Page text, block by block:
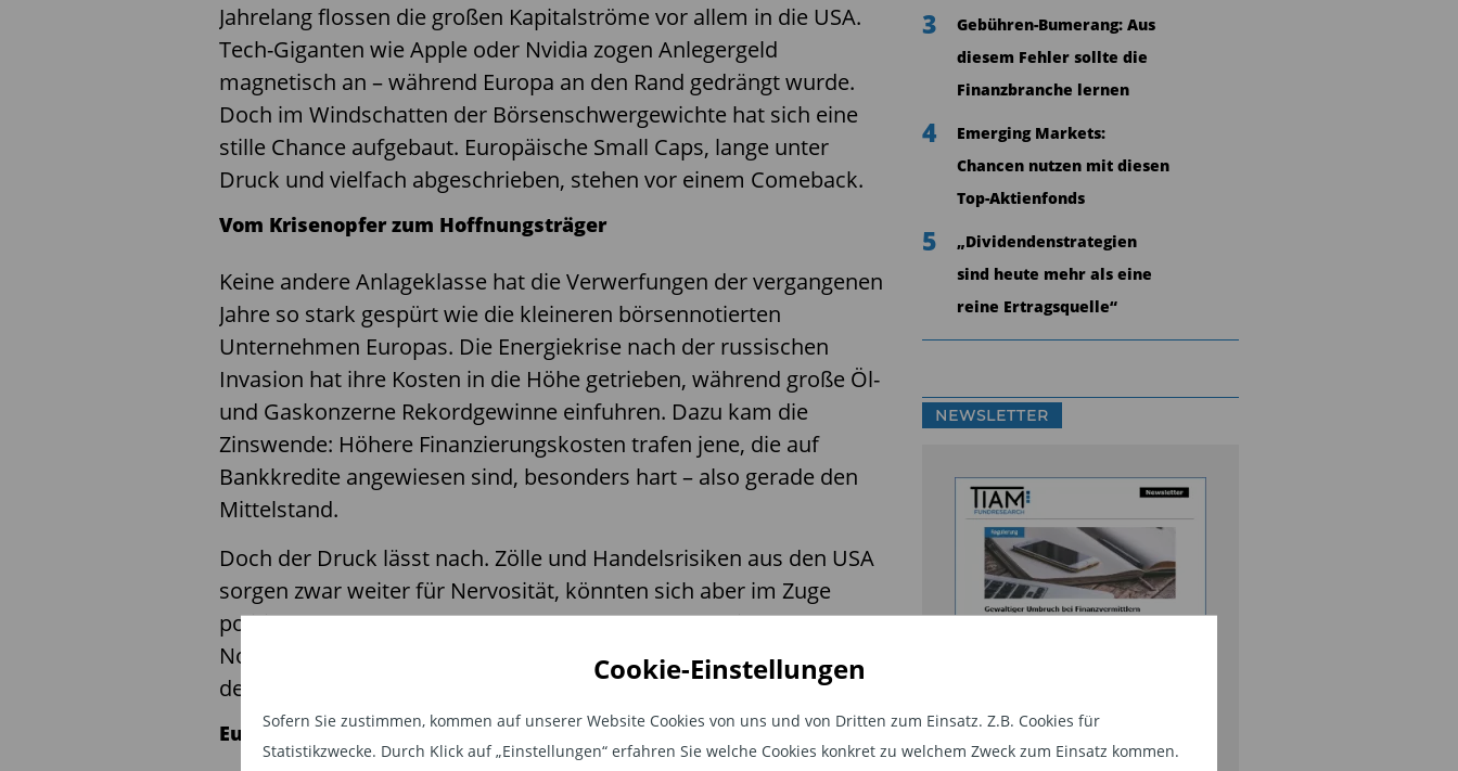
Cookie-Einstellungen
Sofern Sie zustimmen, kommen auf unserer Website Cookies von uns und von Dritten zum Einsatz. Z.B. Cookies für
Statistikzwecke. Durch Klick auf „Einstellungen“ erfahren Sie welche Cookies konkret zu welchem Zweck zum Einsatz kommen.
Jahrelang flossen die großen Kapitalströme vor allem in die USA.
Tech-Giganten wie Apple oder Nvidia zogen Anlegergeld
magnetisch an – während Europa an den Rand gedrängt wurde.
Doch im Windschatten der Börsenschwergewichte hat sich eine
stille Chance aufgebaut. Europäische Small Caps, lange unter
Druck und vielfach abgeschrieben, stehen vor einem Comeback.
Vom Krisenopfer zum Hoffnungsträger
Keine andere Anlageklasse hat die Verwerfungen der vergangenen
Jahre so stark gespürt wie die kleineren börsennotierten
Unternehmen Europas. Die Energiekrise nach der russischen
Invasion hat ihre Kosten in die Höhe getrieben, während große Öl-
und Gaskonzerne Rekordgewinne einfuhren. Dazu kam die
Zinswende: Höhere Finanzierungskosten trafen jene, die auf
Bankkredite angewiesen sind, besonders hart – also gerade den
Mittelstand.
Doch der Druck lässt nach. Zölle und Handelsrisiken aus den USA
sorgen zwar weiter für Nervosität, könnten sich aber im Zuge
politischer Annäherungen entschärfen. Und wenn die
Notenbanken tatsächlich zur Zinssenkung übergehen, dürfte das
den kleineren Firmen in besonderem Maß Auftrieb geben.
Europa ordnet sich neu
3
Gebühren-Bumerang: Aus
diesem Fehler sollte die
Finanzbranche lernen
4
Emerging Markets:
Chancen nutzen mit diesen
Top-Aktienfonds
5
„Dividendenstrategien
sind heute mehr als eine
reine Ertragsquelle“
NEWSLETTER